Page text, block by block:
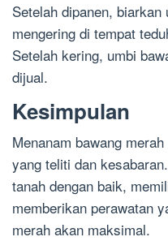
Setelah dipanen,
mengering di tempat
Setelah kering, umbi
dijual.
Kesimpulan
Menanam bawang
yang teliti dan
tanah dengan baik,
memberikan perawatan
merah akan maksimal.